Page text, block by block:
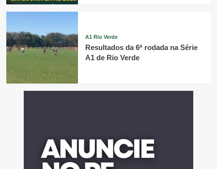
A1 Rio Verde
Resultados da 6ª rodada na Série
A1 de Rio Verde